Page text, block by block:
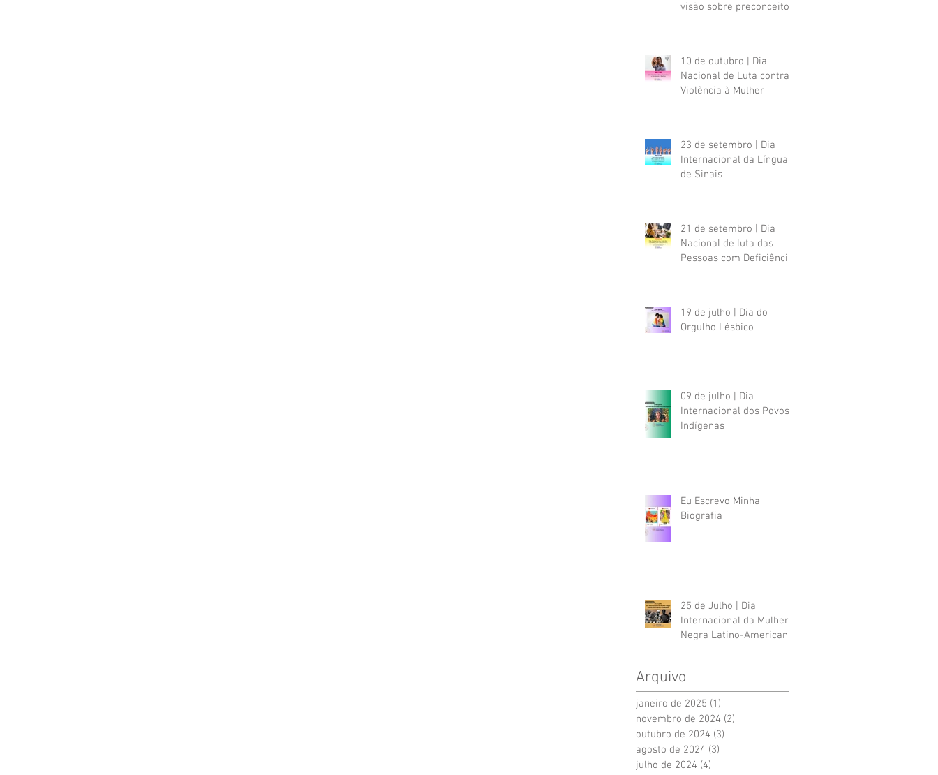
visão sobre preconceitos
10 de outubro | Dia
Nacional de Luta contra a
Violência à Mulher
23 de setembro | Dia
Internacional da Língua
de Sinais
21 de setembro | Dia
Nacional de luta das
Pessoas com Deficiência
19 de julho | Dia do
Orgulho Lésbico
09 de julho | Dia
Internacional dos Povos
Indígenas
Eu Escrevo Minha
Biografia
25 de Julho | Dia
Internacional da Mulher
Negra Latino-Americana
Arquivo
janeiro de 2025 (1)
novembro de 2024 (2)
outubro de 2024 (3)
agosto de 2024 (3)
julho de 2024 (4)